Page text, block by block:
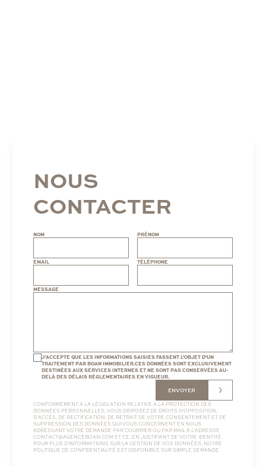
NOUS
CONTACTER
NOM PRÉNOM
EMAIL TÉLÉPHONE
MESSAGE
J’ACCEPTE QUE LES INFORMATIONS SAISIES FASSENT L'OBJET D'UN
TRAITEMENT PAR BOAN IMMOBILIER.CES DONNÉES SONT EXCLUSIVEMENT
DESTINÉES AUX SERVICES INTERNES ET NE SONT PAS CONSERVÉES AU-
DELÀ DES DÉLAIS RÈGLEMENTAIRES EN VIGUEUR.
ENVOYER
CONFORMÉMENT À LA LÉGISLATION RELATIVE À LA PROTECTION DES
DONNÉES PERSONNELLES, VOUS DISPOSEZ DE DROITS D’OPPOSITION,
D’ACCÈS, DE RECTIFICATION, DE RETRAIT DE VOTRE CONSENTEMENT ET DE
SUPPRESSION DES DONNÉES QUI VOUS CONCERNENT EN NOUS
ADRESSANT VOTRE DEMANDE PAR COURRIER OU PAR MAIL À L’ADRESSE
CONTACT@AGENCEBOAN.COM ET CE, EN JUSTIFIANT DE VOTRE IDENTITÉ.
POUR PLUS D’INFORMATIONS SUR LA GESTION DE VOS DONNÉES, NOTRE
POLITIQUE DE CONFIDENTIALITÉ EST DISPONIBLE SUR SIMPLE DEMANDE.